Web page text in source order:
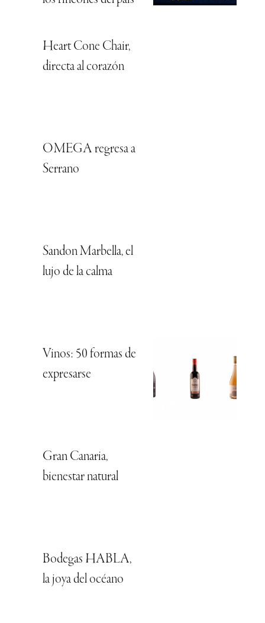
Heart Cone Chair,
directa al corazón
OMEGA regresa a
Serrano
Sandon Marbella, el
lujo de la calma
Vinos: 50 formas de
expresarse
Gran Canaria,
bienestar natural
Bodegas HABLA,
la joya del océano